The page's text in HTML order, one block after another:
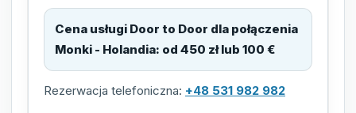
Cena usługi Door to Door dla połączenia
Monki - Holandia: od 450 zł lub 100 €
Rezerwacja telefoniczna: +48 531 982 982